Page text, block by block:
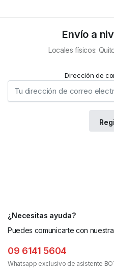
Envío a
Locales físicos:
Dirección de
¿Necesitas ayuda?
Puedes comunicarte con
09 6141 5604
Whatsapp exclusivo de asistente